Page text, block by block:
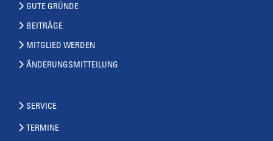
GUTE GRÜNDE
BEITRÄGE
MITGLIED WERDEN
ÄNDERUNGSMITTEILUNG
SERVICE
TERMINE